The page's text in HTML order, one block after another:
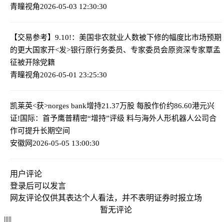
青瞳视角2026-05-03 12:30:30
【交易参考】9.10!：美国非农就业人数被下修的幅度比市场预期
的更大国家开<发>银行原行务委员、专家委员会原资深专家覃孟
征被开除党籍
青瞳视角2026-05-01 23:25:30
凯莱英<获>norges bank增持21.37万股 每股作价约86.60港元兴
证!国际：首予鹰普精密“增持”评级 料与海外人形机器人公司合
作可提升长期空间
安徽网2026-05-05 13:00:30
用户评论
登录后可以发言
网友评论仅供其表达个人看法，并不表明证券时报立场
暂无评论
|||||